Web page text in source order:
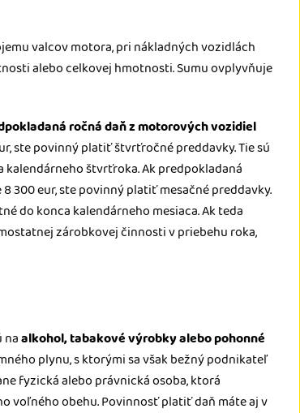
valcov motora, pri nákladných vozidlách
alebo celkovej hmotnosti. Sumu ovplyvňuje
ročná daň z motorových vozidiel
ste povinný platiť štvrťročné preddavky. Tie sú
štvrťroka. Ak predpokladaná
300 eur, ste povinný platiť mesačné preddavky.
do konca kalendárneho mesiaca. Ak teda
zárobkovej činnosti v priebehu roka,
naalkohol, tabakové výrobky alebo pohonné
plynu, s ktorými sa však bežný podnikateľ
fyzická alebo právnická osoba, ktorá
voľného obehu. Povinnosť platiť daň máte aj v